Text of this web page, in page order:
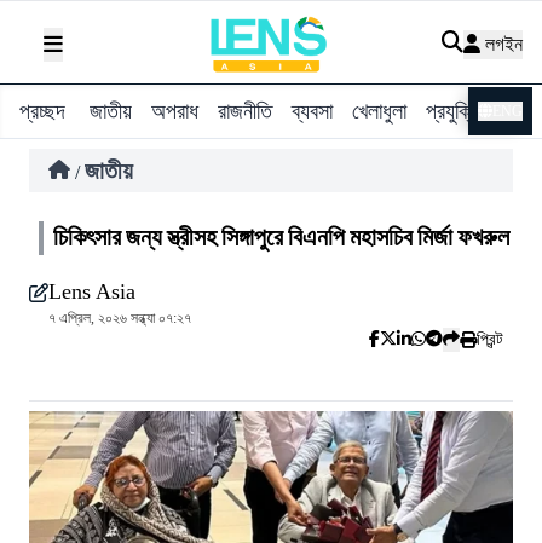
লগইন
প্রচ্ছদ জাতীয় অপরাধ রাজনীতি ব্যবসা খেলাধুলা প্রযুক্তি
/ জাতীয়
চিকিৎসার জন্য স্ত্রীসহ সিঙ্গাপুরে বিএনপি মহাসচিব মির্জা ফখরুল
Lens Asia
৭ এপ্রিল, ২০২৬ সন্ধ্যা ০৭:২৭
প্রিন্ট